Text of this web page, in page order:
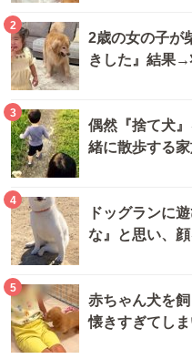
2
2歳の女の子が
きした』結果
3
偶然『捨て犬
緒に散歩する
4
ドッグランに
な』と思い、
5
赤ちゃん犬を
懐きすぎてし